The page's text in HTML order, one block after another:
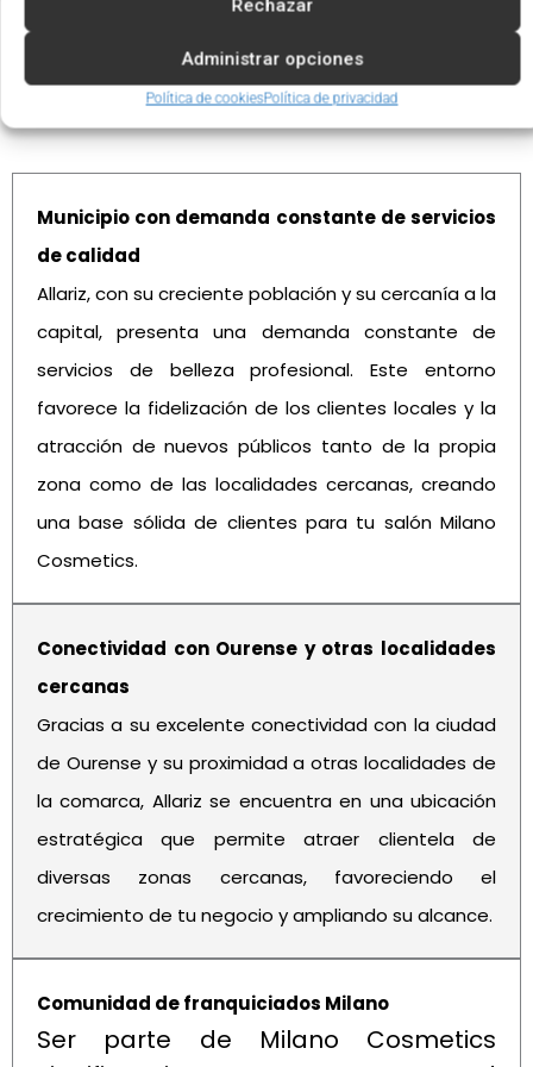
Rechazar
Administrar opciones
Política de cookiesPolítica de privacidad
Ventajas de invertir en Allariz
Municipio con demanda constante de servicios
de calidad
Allariz, con su creciente población y su cercanía a la
capital, presenta una demanda constante de
servicios de belleza profesional. Este entorno
favorece la fidelización de los clientes locales y la
atracción de nuevos públicos tanto de la propia
zona como de las localidades cercanas, creando
una base sólida de clientes para tu salón Milano
Cosmetics.
Conectividad con Ourense y otras localidades
cercanas
Gracias a su excelente conectividad con la ciudad
de Ourense y su proximidad a otras localidades de
la comarca, Allariz se encuentra en una ubicación
estratégica que permite atraer clientela de
diversas zonas cercanas, favoreciendo el
crecimiento de tu negocio y ampliando su alcance.
Comunidad de franquiciados Milano
Ser parte de Milano Cosmetics